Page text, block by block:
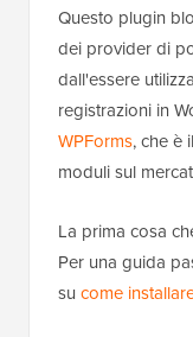
Questo plugin
dei provider di
dall'essere
registrazioni in
WPForms, che è
moduli sul
La prima cosa
Per una guida
su come